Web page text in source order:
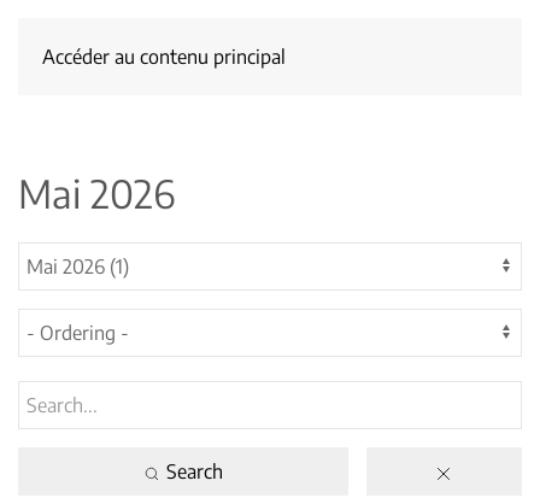
Accéder au contenu principal
Mai 2026
Search